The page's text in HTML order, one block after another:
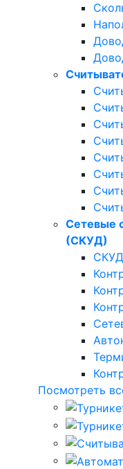
Сетевые
(СКУД)
Посмотреть